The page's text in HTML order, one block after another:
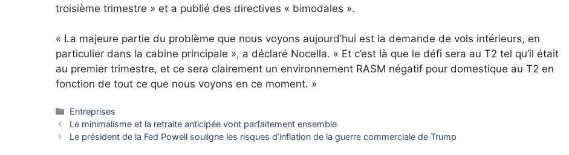
troisième trimestre » et a publié des directives « bimodales ».
« La majeure partie du problème que nous voyons aujourd’hui est la demande de vols intérieurs, en
particulier dans la cabine principale », a déclaré Nocella. « Et c’est là que le défi sera au T2 tel qu’il était
au premier trimestre, et ce sera clairement un environnement RASM négatif pour domestique au T2 en
fonction de tout ce que nous voyons en ce moment. »
Catégories
Entreprises
Le minimalisme et la retraite anticipée vont parfaitement ensemble
Le président de la Fed Powell souligne les risques d’inflation de la guerre commerciale de Trump